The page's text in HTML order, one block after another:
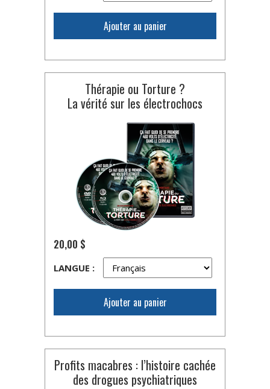
Ajouter au panier
Thérapie ou Torture ?
La vérité sur les électrochocs
20,00 $
LANGUE :
Ajouter au panier
Profits macabres : l’histoire cachée
des drogues psychiatriques